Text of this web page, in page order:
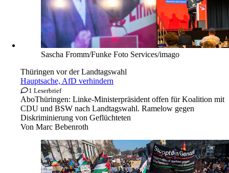
Sascha Fromm/Funke Foto Services/imago
Thüringen vor der Landtagswahl
Hauptsache, AfD verhindern
1 Leserbrief
AboThüringen: Linke-Ministerpräsident offen für Koalition mit
CDU und BSW nach Landtagswahl. Ramelow gegen
Diskriminierung von Geflüchteten
Von Marc Bebenroth